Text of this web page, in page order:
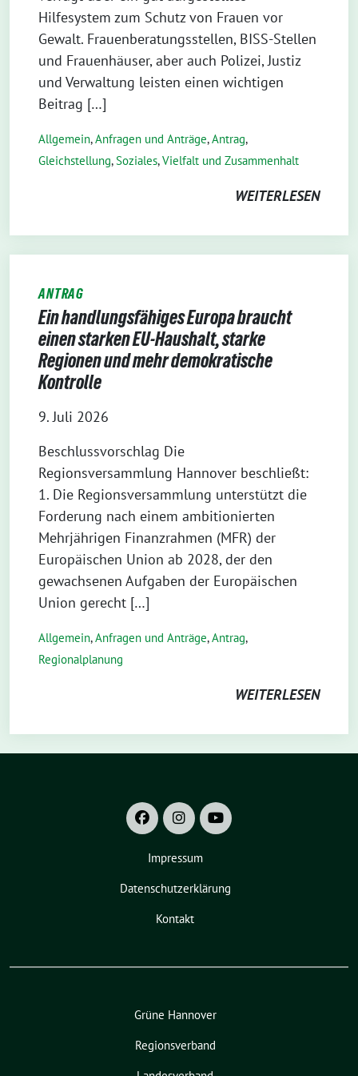
Hilfesystem zum Schutz von Frauen vor
Gewalt. Frauenberatungsstellen, BISS-Stellen
und Frauenhäuser, aber auch Polizei, Justiz
und Verwaltung leisten einen wichtigen
Beitrag […]
Allgemein,Anfragen und Anträge,Antrag,
Gleichstellung,Soziales,Vielfalt und Zusammenhalt
WEITERLESEN
ANTRAG
Ein handlungsfähiges Europa braucht
einen starken EU-Haushalt, starke
Regionen und mehr demokratische
Kontrolle
9. Juli 2026
Beschlussvorschlag Die
Regionsversammlung Hannover beschließt:
1. Die Regionsversammlung unterstützt die
Forderung nach einem ambitionierten
Mehrjährigen Finanzrahmen (MFR) der
Europäischen Union ab 2028, der den
gewachsenen Aufgaben der Europäischen
Union gerecht […]
Allgemein,Anfragen und Anträge,Antrag,
Regionalplanung
WEITERLESEN
Impressum
Datenschutzerklärung
Kontakt
Grüne Hannover
Regionsverband